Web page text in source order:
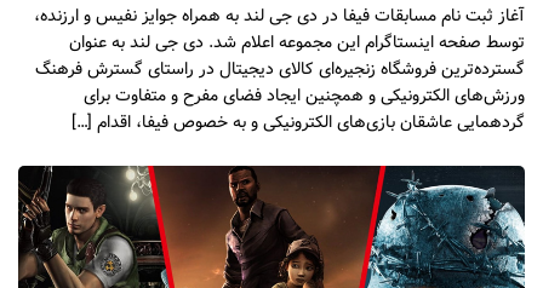
آغاز ثبت نام مسابقات فیفا در دی جی لند به همراه جوایز نفیس و ارزنده،
توسط صفحه اینستاگرام این مجموعه اعلام شد. دی جی لند به عنوان
گسترده‌ترین فروشگاه زنجیره‌ای کالای دیجیتال در راستای گسترش فرهنگ
ورزش‌های الکترونیکی و همچنین ایجاد فضای مفرح و متفاوت برای
گردهمایی عاشقان بازی‌های الکترونیکی و به خصوص فیفا، اقدام […]